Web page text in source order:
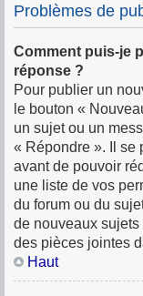
Problèmes de
Comment puis-je
réponse ?
Pour publier un
le bouton «
un sujet ou un
« Répondre ». Il se
avant de pouvoir
une liste de vos
du forum ou du
de nouveaux
des pièces jointes
Haut